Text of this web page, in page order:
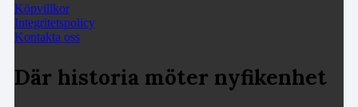
Köpvillkor
Integritetspolicy
Kontakta oss
Där historia möter nyfikenhet